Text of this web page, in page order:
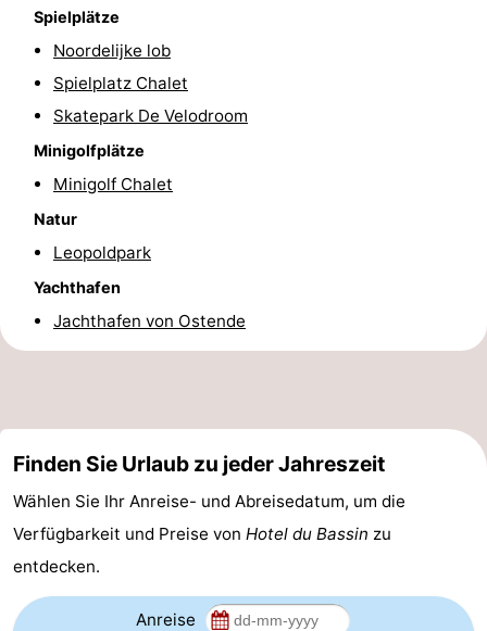
Reiten
Golfplatze
Surfen
Essen
trinken
Praktisch
Forum
Route
Küstetram
Medizin
Adressen
Region
Westflandern
-
Spielplätze
Noordelijke lob
Spielplatz Chalet
Skatepark De Velodroom
Minigolfplätze
Minigolf Chalet
Natur
Leopoldpark
Yachthafen
Jachthafen von Ostende
Finden Sie Urlaub zu jeder Jahreszeit
Wählen Sie Ihr Anreise- und Abreisedatum, um die
Verfügbarkeit und Preise von Hotel du Bassin zu
entdecken.
Anreise